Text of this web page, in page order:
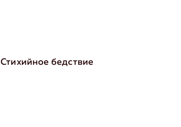
Стихийное бедствие